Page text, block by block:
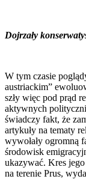
Dojrzały
W tym czasie
austriackim”
szły więc pod prąd
aktywnych
świadczy fakt, że
artykuły na tematy
wywołały ogromną
środowisk
ukazywać. Kres
na terenie Prus,